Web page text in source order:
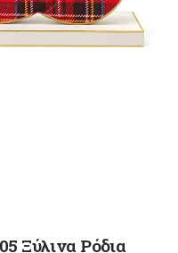
Ξύλινα Ρόδια